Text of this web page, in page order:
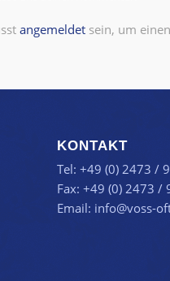
angemeldet sein, um
KONTAKT
Tel: +49 (0) 2473 /
Fax: +49 (0) 2473 /
Email: info@voss-